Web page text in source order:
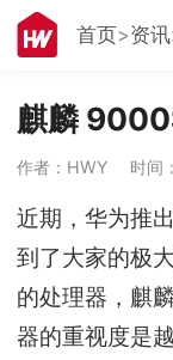
首页 资讯
麒麟
作者：HWY 时间
近期，华为推
到了大家的极
的处理器，麒
器的重视度是